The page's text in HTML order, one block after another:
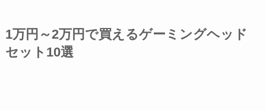
1万円～2万円で買えるゲーミングヘッド
セット10選